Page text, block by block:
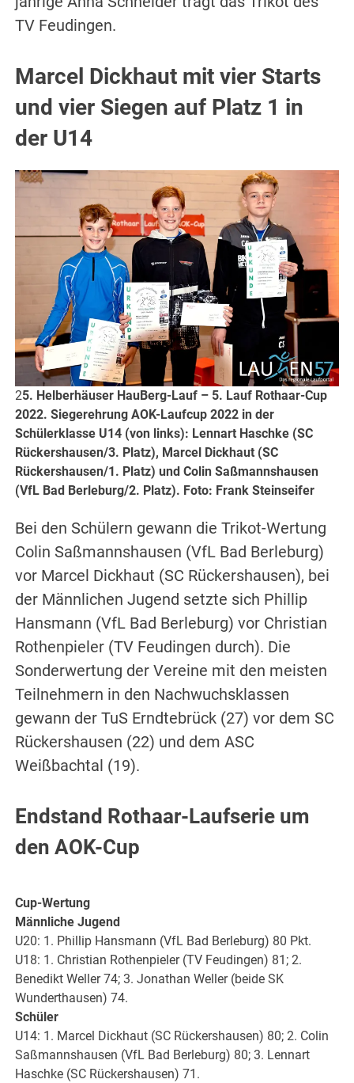
TV Feudingen.
Marcel Dickhaut mit vier Starts
und vier Siegen auf Platz 1 in
der U14
25. Helberhäuser HauBerg-Lauf – 5. Lauf Rothaar-Cup
2022. Siegerehrung AOK-Laufcup 2022 in der
Schülerklasse U14 (von links): Lennart Haschke (SC
Rückershausen/3. Platz), Marcel Dickhaut (SC
Rückershausen/1. Platz) und Colin Saßmannshausen
(VfL Bad Berleburg/2. Platz). Foto: Frank Steinseifer
Bei den Schülern gewann die Trikot-Wertung
Colin Saßmannshausen (VfL Bad Berleburg)
vor Marcel Dickhaut (SC Rückershausen), bei
der Männlichen Jugend setzte sich Phillip
Hansmann (VfL Bad Berleburg) vor Christian
Rothenpieler (TV Feudingen durch). Die
Sonderwertung der Vereine mit den meisten
Teilnehmern in den Nachwuchsklassen
gewann der TuS Erndtebrück (27) vor dem SC
Rückershausen (22) und dem ASC
Weißbachtal (19).
Endstand Rothaar-Laufserie um
den AOK-Cup
Cup-Wertung
Männliche Jugend
U20: 1. Phillip Hansmann (VfL Bad Berleburg) 80 Pkt.
U18: 1. Christian Rothenpieler (TV Feudingen) 81; 2.
Benedikt Weller 74; 3. Jonathan Weller (beide SK
Wunderthausen) 74.
Schüler
U14: 1. Marcel Dickhaut (SC Rückershausen) 80; 2. Colin
Saßmannshausen (VfL Bad Berleburg) 80; 3. Lennart
Haschke (SC Rückershausen) 71.